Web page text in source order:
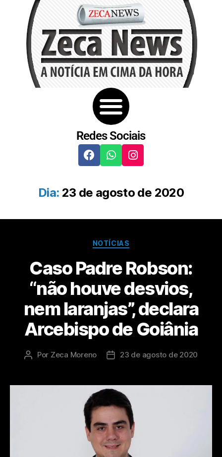
Redes Sociais
Dia: 23 de agosto de 2020
NOTÍCIAS
Caso Padre Robson:
“não houve desvios,
nem laranjas”, declara
Arcebispo de Goiânia
Por Zeca Moreno 23 de agosto de 2020